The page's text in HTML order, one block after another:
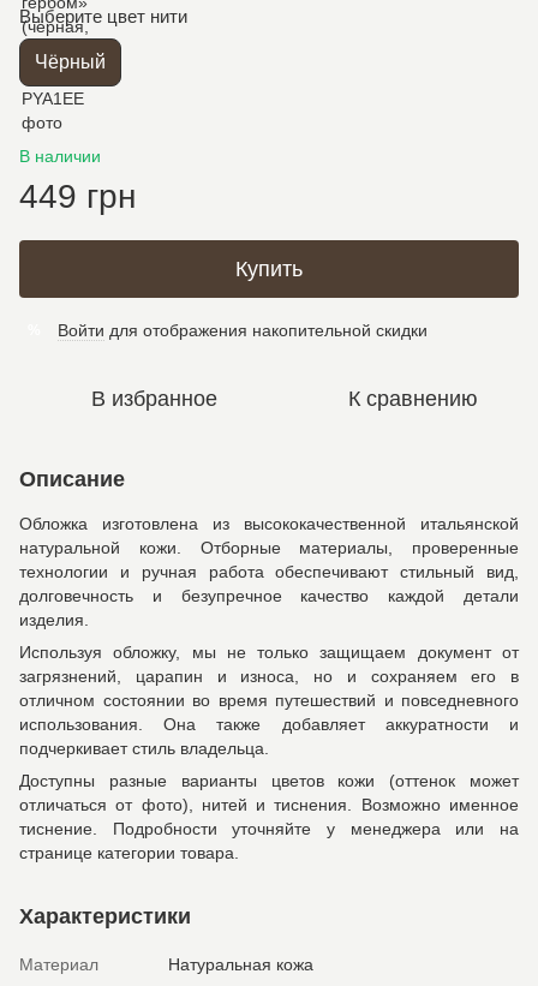
Выберите цвет нити
Чёрный
В наличии
449 грн
Купить
Войти для отображения накопительной скидки
В избранное К сравнению
Описание
Обложка изготовлена из высококачественной итальянской
натуральной кожи. Отборные материалы, проверенные
технологии и ручная работа обеспечивают стильный вид,
долговечность и безупречное качество каждой детали
изделия.
Используя обложку, мы не только защищаем документ от
загрязнений, царапин и износа, но и сохраняем его в
отличном состоянии во время путешествий и повседневного
использования. Она также добавляет аккуратности и
подчеркивает стиль владельца.
Доступны разные варианты цветов кожи (оттенок может
отличаться от фото), нитей и тиснения. Возможно именное
тиснение. Подробности уточняйте у менеджера или на
странице категории товара.
Характеристики
Материал
Натуральная кожа